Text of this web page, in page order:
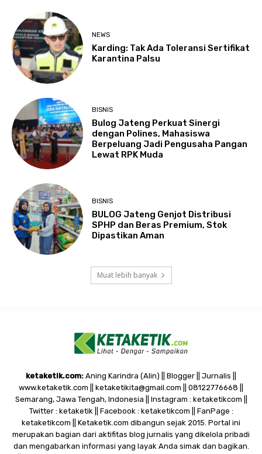
NEWS
Karding: Tak Ada Toleransi Sertifikat
Karantina Palsu
BISNIS
Bulog Jateng Perkuat Sinergi
dengan Polines, Mahasiswa
Berpeluang Jadi Pengusaha Pangan
Lewat RPK Muda
BISNIS
BULOG Jateng Genjot Distribusi
SPHP dan Beras Premium, Stok
Dipastikan Aman
Muat lebih banyak
ketaketik.com: Aning Karindra (Alin) || Blogger || Jurnalis ||
www.ketaketik.com || ketaketikita@gmail.com || 08122776668 ||
Semarang, Jawa Tengah, Indonesia || Instagram : ketaketikcom ||
Twitter : ketaketik || Facebook : ketaketikcom || FanPage :
ketaketikcom || Ketaketik.com dibangun sejak 2015. Portal ini
merupakan bagian dari aktifitas blog jurnalis yang dikelola pribadi
dan mengabarkan informasi yang layak Anda simak dan bagikan.